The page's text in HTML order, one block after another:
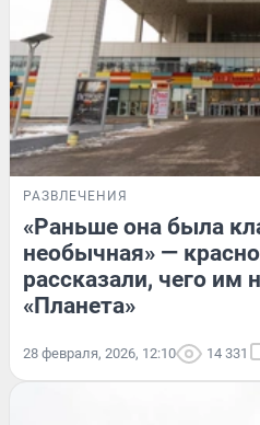
РАЗВЛЕЧЕНИЯ
«Раньше она была
необычная» —
рассказали, чего им
«Планета»
28 февраля, 2026, 12:10 14 331